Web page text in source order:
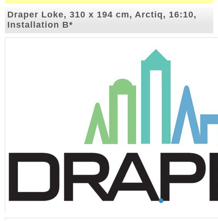
Draper Loke, 310 x 194 cm, Arctiq, 16:10,
Installation B*